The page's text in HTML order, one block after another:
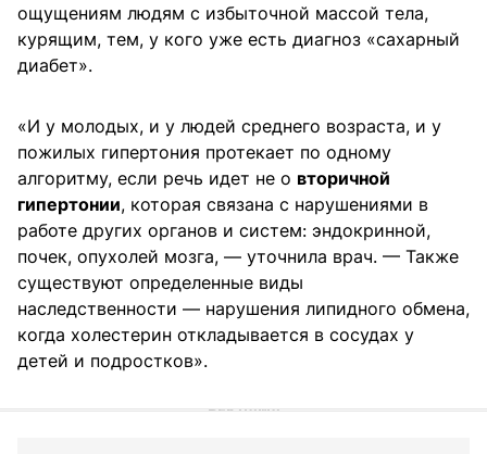
ощущениям людям с избыточной массой тела,
курящим, тем, у кого уже есть диагноз «сахарный
диабет».
«И у молодых, и у людей среднего возраста, и у
пожилых гипертония протекает по одному
алгоритму, если речь идет не о вторичной
гипертонии, которая связана с нарушениями в
работе других органов и систем: эндокринной,
почек, опухолей мозга, — уточнила врач. — Также
существуют определенные виды
наследственности — нарушения липидного обмена,
когда холестерин откладывается в сосудах у
детей и подростков».